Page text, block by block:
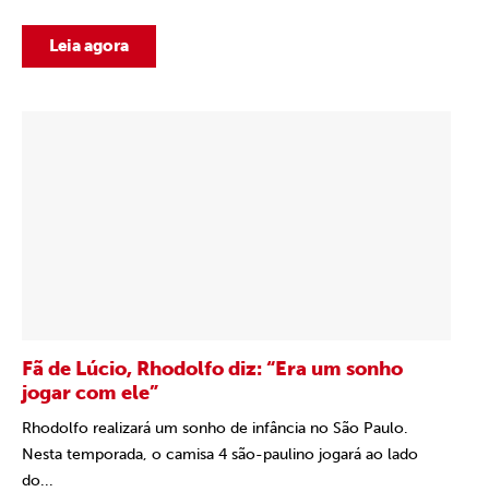
Leia agora
Fã de Lúcio, Rhodolfo diz: “Era um sonho
jogar com ele”
Rhodolfo realizará um sonho de infância no São Paulo.
Nesta temporada, o camisa 4 são-paulino jogará ao lado
do...